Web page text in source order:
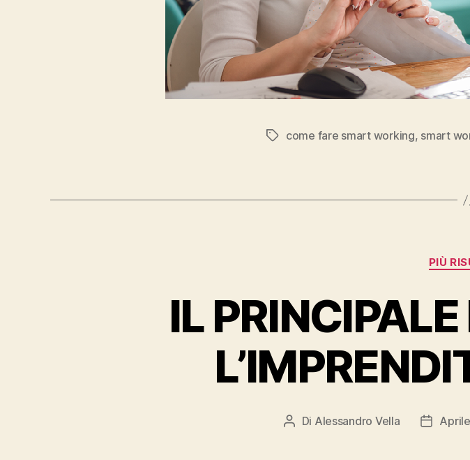
Tag come fare smart working, smart
PIÙ
IL
Autore
Di Alessandro Vella
Data